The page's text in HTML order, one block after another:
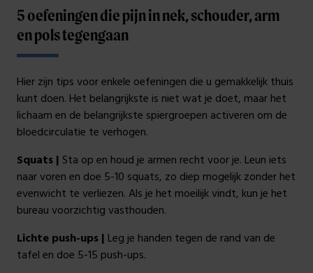
5 oefeningen die pijn in nek, schouder, arm
en pols tegengaan
Hier zijn tips voor enkele oefeningen die u gemakkelijk thuis
kunt doen. Het belangrijkste is niet wat je doet, maar het
lichaam en de belangrijkste spiergroepen activeren om de
bloedcirculatie te verhogen.
Squats | Sta op en houd je armen recht voor je. Leun iets
naar voren en doe 5-10 squats, zo diep mogelijk zonder het
evenwicht te verliezen. Als je het moeilijk vindt, kun je het
bureau voorzichtig vasthouden.
Lichte push-ups | Leg je handen tegen de rand van de
tafel en doe 5-15 push-ups.